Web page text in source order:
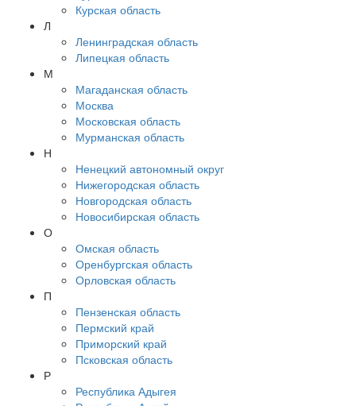
Курская область
Л
Ленинградская область
Липецкая область
М
Магаданская область
Москва
Московская область
Мурманская область
Н
Ненецкий автономный округ
Нижегородская область
Новгородская область
Новосибирская область
О
Омская область
Оренбургская область
Орловская область
П
Пензенская область
Пермский край
Приморский край
Псковская область
Р
Республика Адыгея